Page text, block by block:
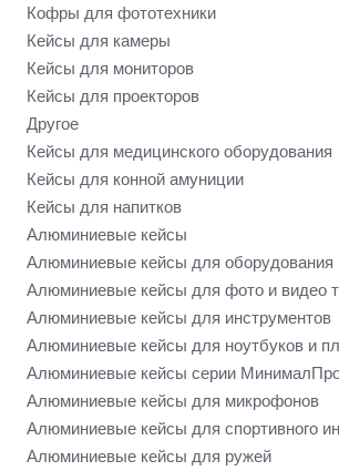
Кофры для фототехники
Кейсы для камеры
Кейсы для мониторов
Кейсы для проекторов
Другое
Кейсы для медицинского оборудования
Кейсы для конной амуниции
Кейсы для напитков
Алюминиевые кейсы
Алюминиевые кейсы для оборудования
Алюминиевые кейсы для фото и видео
Алюминиевые кейсы для инструментов
Алюминиевые кейсы для ноутбуков и
Алюминиевые кейсы серии
Алюминиевые кейсы для микрофонов
Алюминиевые кейсы для спортивного
Алюминиевые кейсы для ружей